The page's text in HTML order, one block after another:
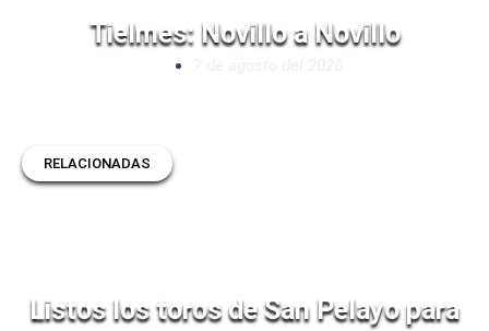
Tielmes: Novillo a Novillo
RELACIONADAS
Listos los toros de San Pelayo para